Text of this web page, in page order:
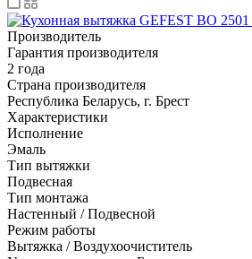
Производитель
Гарантия производителя
2 года
Страна производителя
Республика Беларусь, г. Брест
Характеристики
Исполнение
Эмаль
Тип вытяжки
Подвесная
Тип монтажа
Настенный / Подвесной
Режим работы
Вытяжка / Воздухоочиститель